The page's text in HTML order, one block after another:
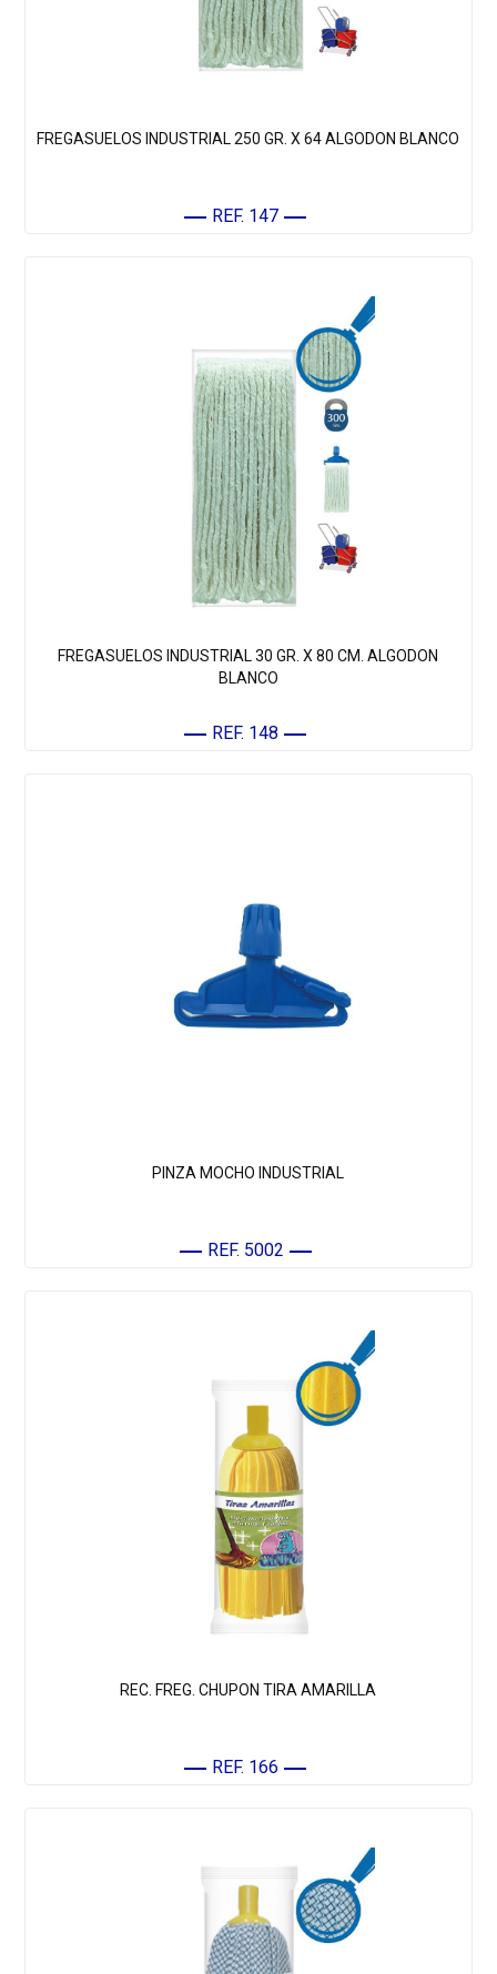
FREGASUELOS INDUSTRIAL 250 GR. X 64 ALGODON BLANCO
REF. 147
FREGASUELOS INDUSTRIAL 30 GR. X 80 CM. ALGODON
BLANCO
REF. 148
PINZA MOCHO INDUSTRIAL
REF. 5002
REC. FREG. CHUPON TIRA AMARILLA
REF. 166